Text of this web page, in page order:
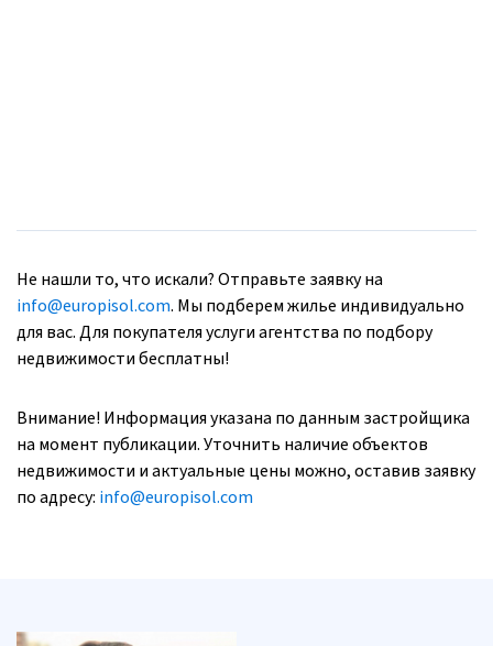
Не нашли то, что искали? Отправьте заявку на
info@europisol.com. Мы подберем жилье индивидуально
для вас. Для покупателя услуги агентства по подбору
недвижимости бесплатны!
Внимание! Информация указана по данным застройщика
на момент публикации. Уточнить наличие объектов
недвижимости и актуальные цены можно, оставив заявку
по адресу: info@europisol.com